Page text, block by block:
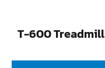
T-600 Treadmill